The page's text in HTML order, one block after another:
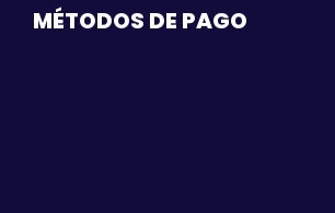
MÉTODOS DE PAGO